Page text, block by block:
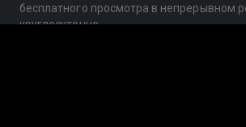
бесплатного просмотра в непрерывном
круглосуточно.